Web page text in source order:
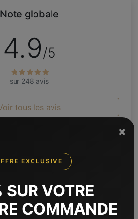
Note globale
4.9/5
sur 248 avis
tous les avis
suggérés
×
EXCLUSIVE
SUR VOTRE
COMMANDE